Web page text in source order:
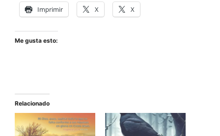
Imprimir X X
Me gusta esto:
Relacionado